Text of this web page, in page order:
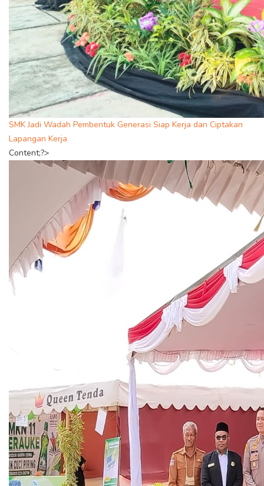
SMK Jadi Wadah Pembentuk Generasi Siap Kerja dan Ciptakan
Lapangan Kerja
Content;?>